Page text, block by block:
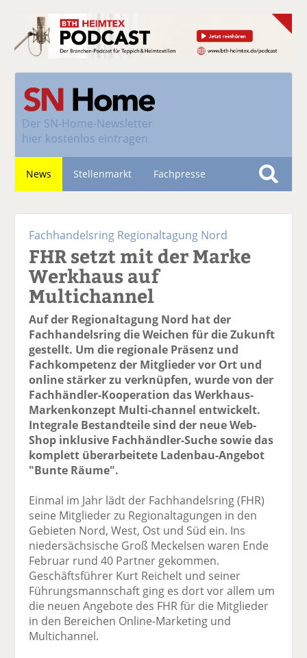
Der SN-Home-Newsletter
hier kostenlos eintragen
News Stellenmarkt Fachpresse
S
Fachhandelsring Regionaltagung Nord
FHR setzt mit der Marke
Werkhaus auf
Multichannel
Auf der Regionaltagung Nord hat der
Fachhandelsring die Weichen für die Zukunft
gestellt. Um die regionale Präsenz und
Fachkompetenz der Mitglieder vor Ort und
online stärker zu verknüpfen, wurde von der
Fachhändler-Kooperation das Werkhaus-
Markenkonzept Multi-channel entwickelt.
Integrale Bestandteile sind der neue Web-
Shop inklusive Fachhändler-Suche sowie das
komplett überarbeitete Ladenbau-Angebot
"Bunte Räume".
Einmal im Jahr lädt der Fachhandelsring (FHR)
seine Mitglieder zu Regionaltagungen in den
Gebieten Nord, West, Ost und Süd ein. Ins
niedersächsische Groß Meckelsen waren Ende
Februar rund 40 Partner gekommen.
Geschäftsführer Kurt Reichelt und seiner
Führungsmannschaft ging es dort vor allem um
die neuen Angebote des FHR für die Mitglieder
in den Bereichen Online-Marketing und
Multichannel.